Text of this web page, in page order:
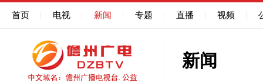
首页 电视 新闻 专题 直播 视频
新闻